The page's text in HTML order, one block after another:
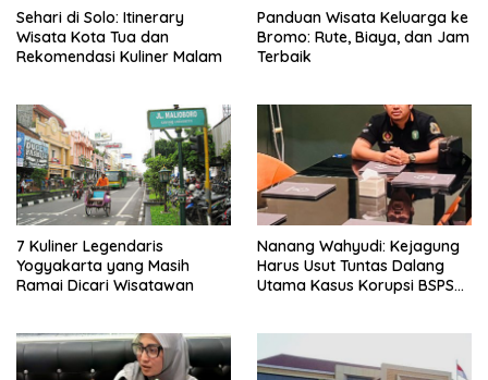
Sehari di Solo: Itinerary
Wisata Kota Tua dan
Rekomendasi Kuliner Malam
Panduan Wisata Keluarga ke
Bromo: Rute, Biaya, dan Jam
Terbaik
7 Kuliner Legendaris
Yogyakarta yang Masih
Ramai Dicari Wisatawan
Nanang Wahyudi: Kejagung
Harus Usut Tuntas Dalang
Utama Kasus Korupsi BSPS